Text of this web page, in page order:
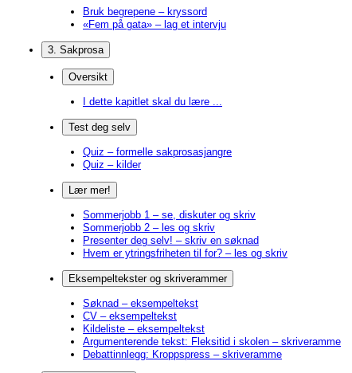
Bruk begrepene – kryssord
«Fem på gata» – lag et intervju
3. Sakprosa
Oversikt
I dette kapitlet skal du lære ...
Test deg selv
Quiz – formelle sakprosasjangre
Quiz – kilder
Lær mer!
Sommerjobb 1 – se, diskuter og skriv
Sommerjobb 2 – les og skriv
Presenter deg selv! – skriv en søknad
Hvem er ytringsfriheten til for? – les og skriv
Eksempeltekster og skriverammer
Søknad – eksempeltekst
CV – eksempeltekst
Kildeliste – eksempeltekst
Argumenterende tekst: Fleksitid i skolen – skriveramme
Debattinnlegg: Kroppspress – skriveramme